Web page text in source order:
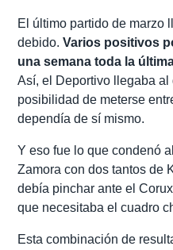
El último partido de marzo
debido.Varios positivos
una semana toda la
Así, el Deportivo llegaba
posibilidad de meterse
dependía de sí mismo.
Y eso fue lo que condenó
Zamora con dos tantos de
debía pinchar ante el
que necesitaba el cuadro
Esta combinación de